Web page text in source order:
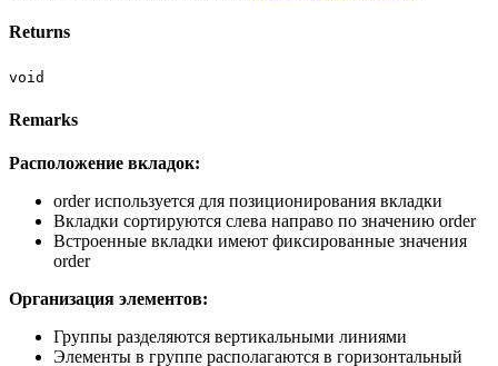
Returns
void
Remarks
Расположение вкладок:
order используется для позиционирования вкладки
Вкладки сортируются слева направо по значению order
Встроенные вкладки имеют фиксированные значения
order
Организация элементов:
Группы разделяются вертикальными линиями
Элементы в группе располагаются в горизонтальный